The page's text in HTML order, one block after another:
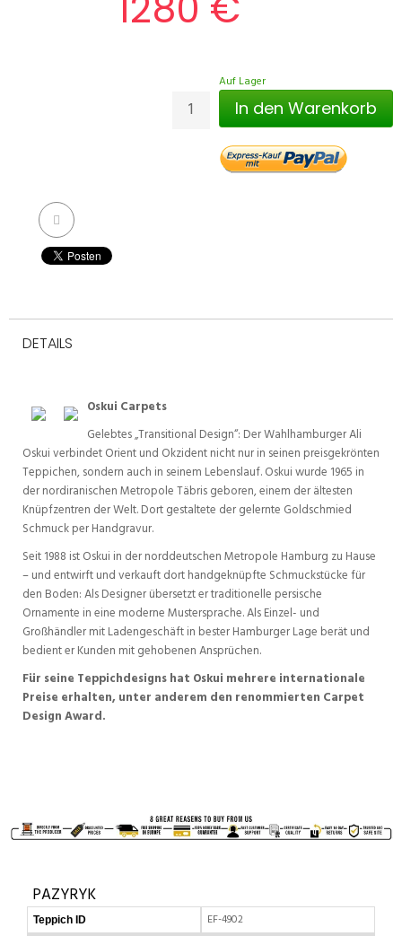
Auf Lager
In den Warenkorb
DETAILS
Oskui Carpets
Gelebtes „Transitional Design“: Der Wahlhamburger Ali
Oskui verbindet Orient und Okzident nicht nur in seinen preisgekrönten
Teppichen, sondern auch in seinem Lebenslauf. Oskui wurde 1965 in
der nordiranischen Metropole Täbris geboren, einem der ältesten
Knüpfzentren der Welt. Dort gestaltete der gelernte Goldschmied
Schmuck per Handgravur.
Seit 1988 ist Oskui in der norddeutschen Metropole Hamburg zu Hause
– und entwirft und verkauft dort handgeknüpfte Schmuckstücke für
den Boden: Als Designer übersetzt er traditionelle persische
Ornamente in eine moderne Mustersprache. Als Einzel- und
Großhändler mit Ladengeschäft in bester Hamburger Lage berät und
bedient er Kunden mit gehobenen Ansprüchen.
Für seine Teppichdesigns hat Oskui mehrere internationale
Preise erhalten, unter anderem den renommierten Carpet
Design Award.
PAZYRYK
Teppich ID EF-4902